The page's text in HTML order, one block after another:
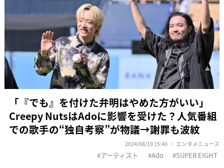
「『でも』を付けた弁明はやめた方がいい」
Creepy NutsはAdoに影響を受けた？人気番組
での歌手の“独自考察”が物議→謝罪も波紋
2024/08/19 15:40 エンタメニュース
アーティスト Ado SUPER EIGHT